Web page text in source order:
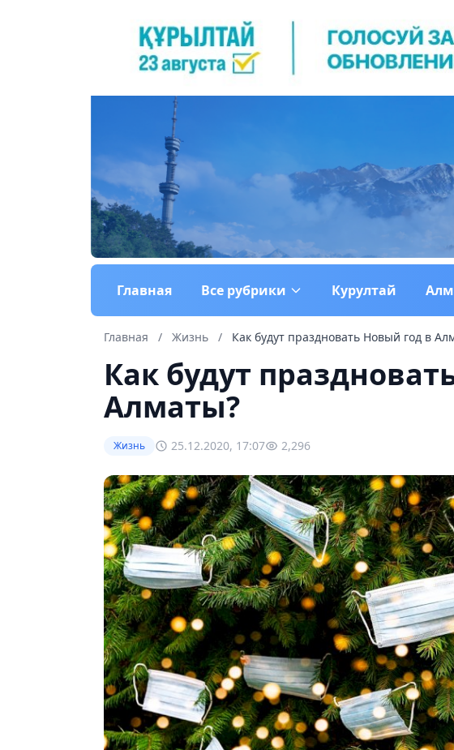
Главная Все рубрики Курултай
Главная / Жизнь / Как будут праздновать Новый год в
Как будут
Алматы?
Жизнь 25.12.2020, 17:07 2,296